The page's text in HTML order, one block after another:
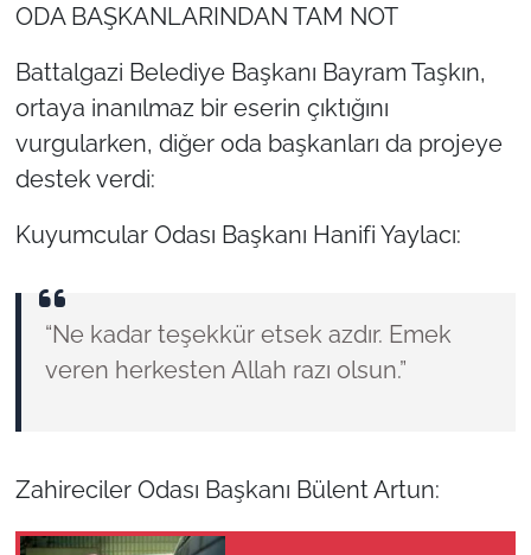
ODA BAŞKANLARINDAN TAM NOT
Battalgazi Belediye Başkanı Bayram Taşkın,
ortaya inanılmaz bir eserin çıktığını
vurgularken, diğer oda başkanları da projeye
destek verdi:
Kuyumcular Odası Başkanı Hanifi Yaylacı:
“Ne kadar teşekkür etsek azdır. Emek
veren herkesten Allah razı olsun.”
Zahireciler Odası Başkanı Bülent Artun: